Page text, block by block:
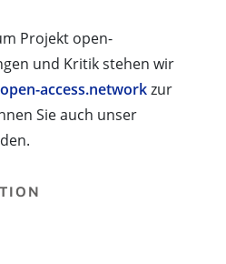
Projekt open-
und Kritik stehen wir
access.networkzur
Sie auch unser